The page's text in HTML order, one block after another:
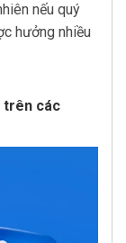
nếu quý
hưởng nhiều
trên các